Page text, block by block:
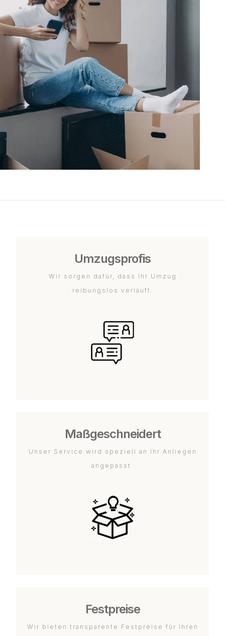
Umzugsprofis
Wir sorgen dafür, dass Ihr Umzug
reibungslos verläuft.
Maßgeschneidert
Unser Service wird speziell an Ihr Anliegen
angepasst.
Festpreise
Wir bieten transparente Festpreise für Ihren